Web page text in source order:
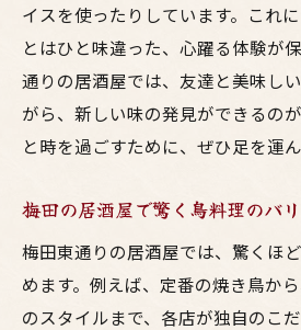
イスを使ったりしています。これ
とはひと味違った、心躍る体験が
通りの居酒屋では、友達と美味し
がら、新しい味の発見ができるの
と時を過ごすために、ぜひ足を運
梅田の居酒屋で驚く鳥料理のバ
梅田東通りの居酒屋では、驚くほ
めます。例えば、定番の焼き鳥か
のスタイルまで、各店が独自のこ